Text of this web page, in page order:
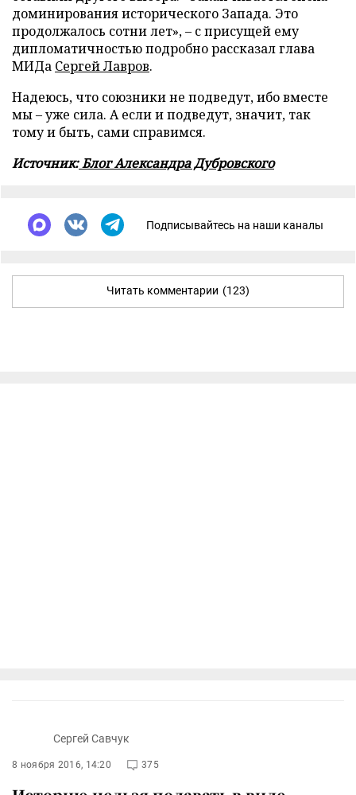
доминирования исторического Запада. Это
продолжалось сотни лет», – с присущей ему
дипломатичностью подробно рассказал глава
МИДа Сергей Лавров.
Надеюсь, что союзники не подведут, ибо вместе
мы – уже сила. А если и подведут, значит, так
тому и быть, сами справимся.
Источник:Блог Александра Дубровского
Подписывайтесь на наши каналы
Читать комментарии (123)
Сергей Савчук
8 ноября 2016, 14:20 375